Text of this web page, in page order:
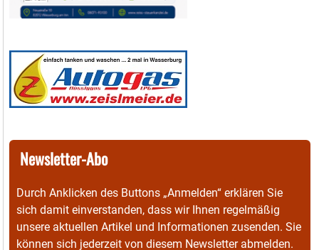
Newsletter-Abo
Durch Anklicken des Buttons „Anmelden“ erklären Sie
sich damit einverstanden, dass wir Ihnen regelmäßig
unsere aktuellen Artikel und Informationen zusenden. Sie
können sich jederzeit von diesem Newsletter abmelden.